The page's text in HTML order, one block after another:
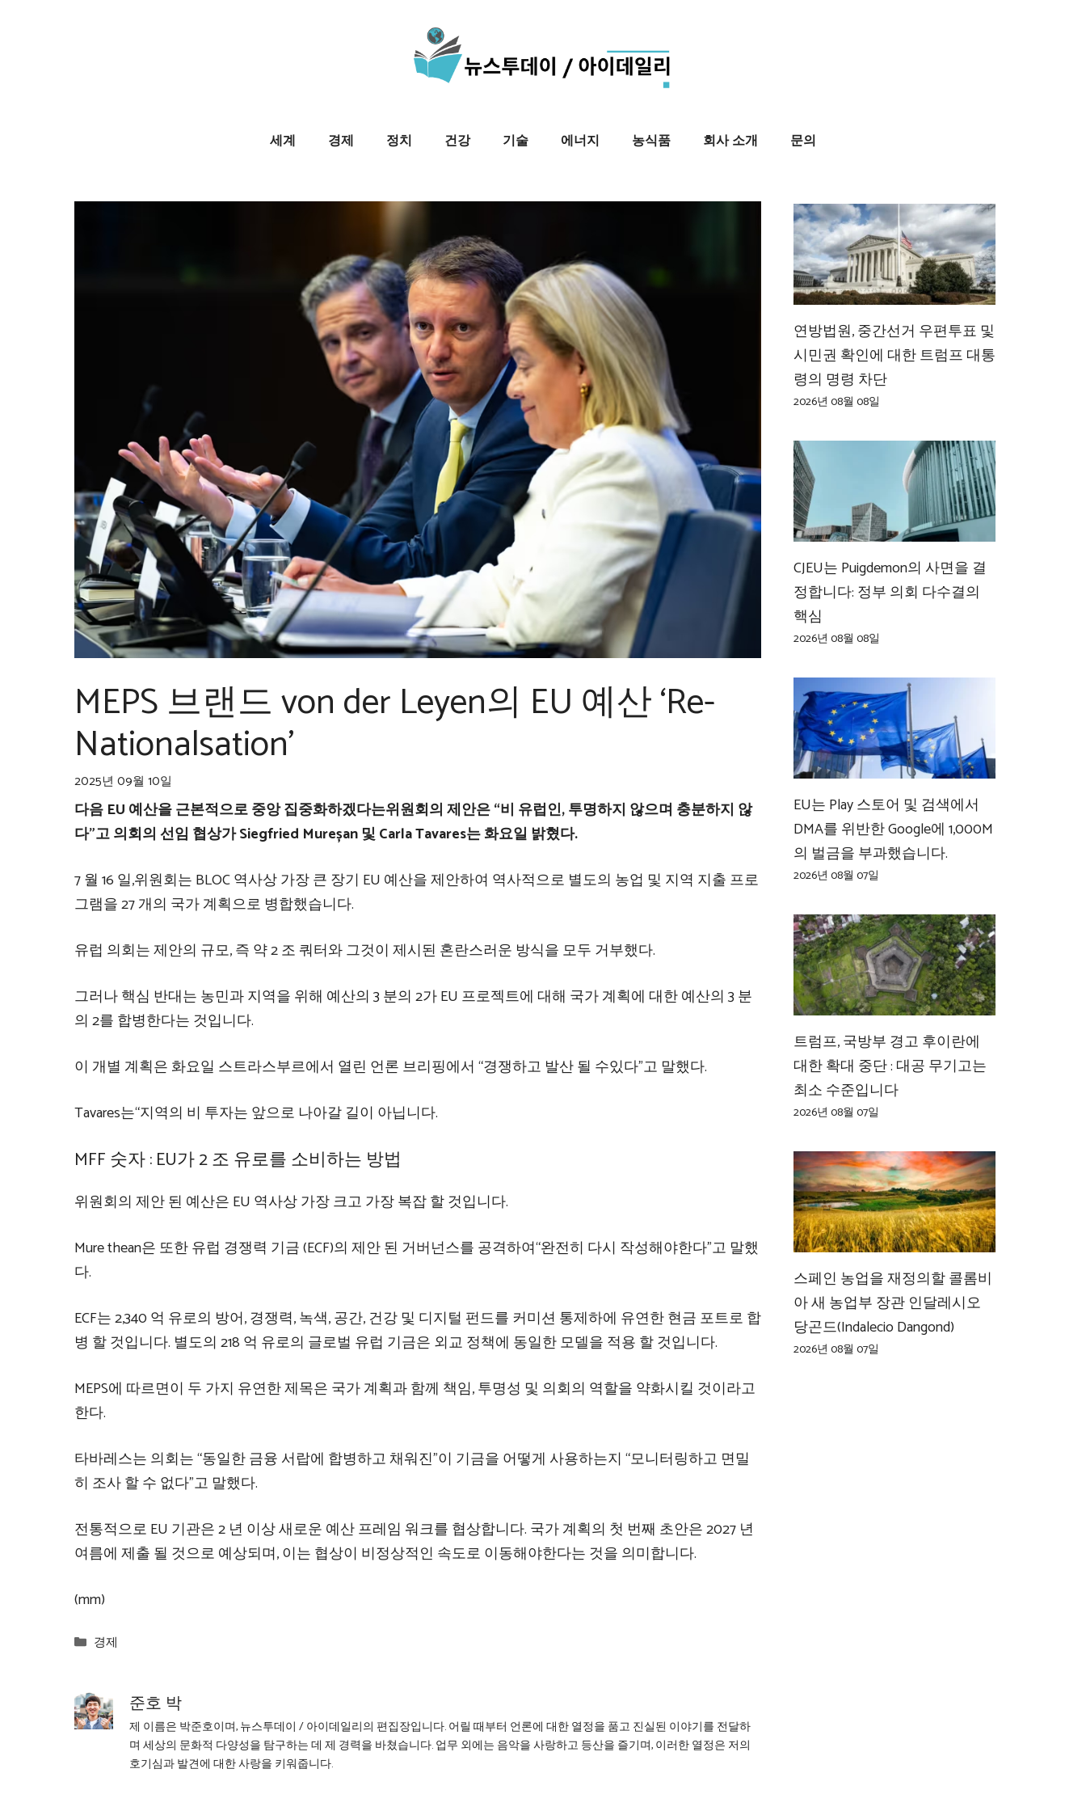
세계 경제 정치 건강 기술 에너지 농식품 회사 소개 문의
MEPS 브랜드 von der Leyen의 EU 예산 ‘Re-
Nationalsation’
2025년 09월 10일
다음 EU 예산을 근본적으로 중앙 집중화하겠다는위원회의 제안은 “비 유럽인, 투명하지 않으며 충분하지 않
다”고 의회의 선임 협상가 Siegfried Mureșan 및 Carla Tavares는 화요일 밝혔다.
7 월 16 일,위원회는 BLOC 역사상 가장 큰 장기 EU 예산을 제안하여 역사적으로 별도의 농업 및 지역 지출 프로
그램을 27 개의 국가 계획으로 병합했습니다.
유럽 ​​의회는 제안의 규모, 즉 약 2 조 쿼터와 그것이 제시된 혼란스러운 방식을 모두 거부했다.
그러나 핵심 반대는 농민과 지역을 위해 예산의 3 분의 2가 EU 프로젝트에 대해 국가 계획에 대한 예산의 3 분
의 2를 합병한다는 것입니다.
이 개별 계획은 화요일 스트라스부르에서 열린 언론 브리핑에서 “경쟁하고 발산 될 수있다”고 말했다.
Tavares는“지역의 비 투자는 앞으로 나아갈 길이 아닙니다.
MFF 숫자 : EU가 2 조 유로를 소비하는 방법
위원회의 제안 된 예산은 EU 역사상 가장 크고 가장 복잡 할 것입니다.
Mure thean은 또한 유럽 경쟁력 기금 (ECF)의 제안 된 거버넌스를 공격하여“완전히 다시 작성해야한다”고 말했
다.
ECF는 2,340 억 유로의 방어, 경쟁력, 녹색, 공간, 건강 및 디지털 펀드를 커미션 통제하에 유연한 현금 포트로 합
병 할 것입니다. 별도의 218 억 유로의 글로벌 유럽 기금은 외교 정책에 동일한 모델을 적용 할 것입니다.
MEPS에 따르면이 두 가지 유연한 제목은 국가 계획과 함께 책임, 투명성 및 의회의 역할을 약화시킬 것이라고
한다.
타바레스는 의회는 “동일한 금융 서랍에 합병하고 채워진”이 기금을 어떻게 사용하는지 “모니터링하고 면밀
히 조사 할 수 없다”고 말했다.
전통적으로 EU 기관은 2 년 이상 새로운 예산 프레임 워크를 협상합니다. 국가 계획의 첫 번째 초안은 2027 년
여름에 제출 될 것으로 예상되며, 이는 협상이 비정상적인 속도로 이동해야한다는 것을 의미합니다.
(mm)
Categories
경제
준호 박
제 이름은 박준호이며, 뉴스투데이 / 아이데일리의 편집장입니다. 어릴 때부터 언론에 대한 열정을 품고 진실된 이야기를 전달하
며 세상의 문화적 다양성을 탐구하는 데 제 경력을 바쳤습니다. 업무 외에는 음악을 사랑하고 등산을 즐기며, 이러한 열정은 저의
호기심과 발견에 대한 사랑을 키워줍니다.
연방법원, 중간선거 우편투표 및
시민권 확인에 대한 트럼프 대통
령의 명령 차단
2026년 08월 08일
CJEU는 Puigdemon의 사면을 결
정합니다: 정부 의회 다수결의
핵심
2026년 08월 08일
EU는 Play 스토어 및 검색에서
DMA를 위반한 Google에 1,000M
의 벌금을 부과했습니다.
2026년 08월 07일
트럼프, 국방부 경고 후이란에
대한 확대 중단 : 대공 무기고는
최소 수준입니다
2026년 08월 07일
스페인 농업을 재정의할 콜롬비
아 새 농업부 장관 인달레시오
당곤드(Indalecio Dangond)
2026년 08월 07일